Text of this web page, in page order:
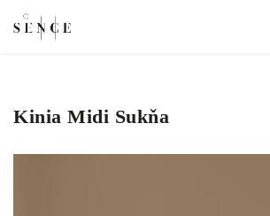
Kinia Midi Sukňa